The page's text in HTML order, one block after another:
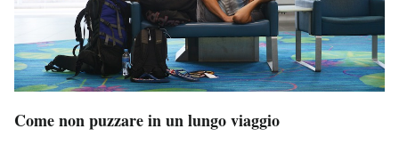
Come non puzzare in un lungo viaggio